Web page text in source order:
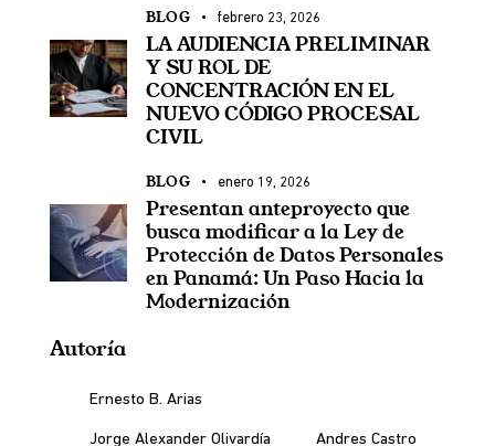
BLOG febrero 23, 2026
LA AUDIENCIA PRELIMINAR
Y SU ROL DE
CONCENTRACIÓN EN EL
NUEVO CÓDIGO PROCESAL
CIVIL
BLOG enero 19, 2026
Presentan anteproyecto que
busca modificar a la Ley de
Protección de Datos Personales
en Panamá: Un Paso Hacia la
Modernización
Autoría
Ernesto B. Arias
Jorge Alexander Olivardía Andres Castro